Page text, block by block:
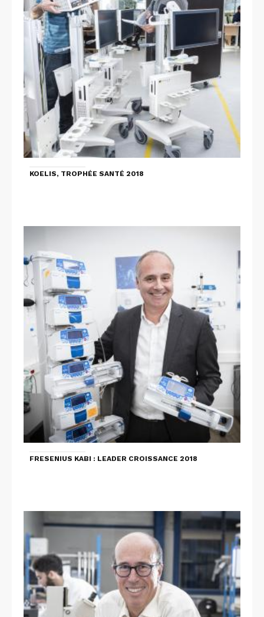
KOELIS, TROPHÉE SANTÉ 2018
FRESENIUS KABI : LEADER CROISSANCE 2018